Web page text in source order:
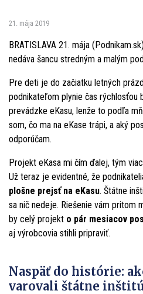
21. mája 2019
BRATISLAVA 21. mája
nedáva šancu stredným a malým
Pre deti je do začiatku letných
podnikateľom plynie čas rýchlosťou
prevádzke eKasu, lenže to podľa
som, čo ma na eKase trápi, a aký
odporúčam.
Projekt eKasa mi čím ďalej, tým
Už teraz je evidentné, že
plošne prejsť na eKasu. Štátne
sa nič nedeje. Riešenie vám pritom
by celý projekt o pár mesiacov
aj výrobcovia stihli pripraviť.
Naspäť do histórie:
varovali štátne